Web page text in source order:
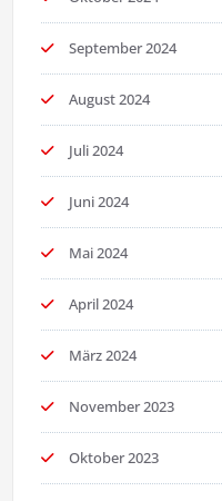
September 2024
August 2024
Juli 2024
Juni 2024
Mai 2024
April 2024
März 2024
November 2023
Oktober 2023